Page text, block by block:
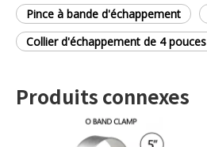
Pince à bande d'échappement
Collier d'échappement de 4 pouces
Produits connexes